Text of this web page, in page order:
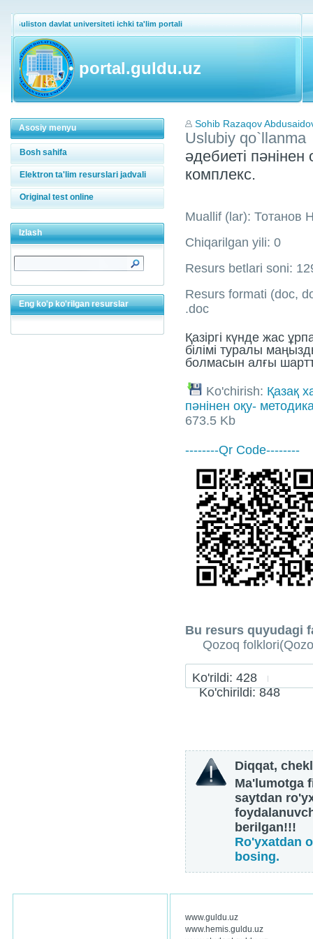
Guliston davlat universiteti ichki ta'lim portali
portal.guldu.uz
Asosiy menyu
Bosh sahifa
Elektron ta'lim resurslari jadvali
Original test online
Izlash
Eng ko'p ko'rilgan resurslar
Sohib Razaqov
Uslubiy qo`llanma
әдебиеті
комплекс.
Muallif (lar): Тотанов
Chiqarilgan yili: 0
Resurs betlari soni:
Resurs formati (doc,
.doc
Қазіргі күнде жас
білімі туралы
болмасын алғы
Ko'chirish: Қазақ
пәнінен оқу-
673.5 Kb
--------Qr Code--------
Bu resurs quyudagi
Qozoq
Ko'rildi: 428
Ko'chirildi: 848
Diqqat,
Ma'lumotga
saytdan
berilgan!!!
Ro'yxatdan
bosing.
www.guldu.uz
www.hemis.guldu.uz